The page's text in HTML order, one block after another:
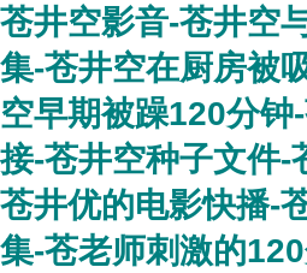
苍井空影音-苍井空
集-苍井空在厨房被
空早期被躁120分钟
接-苍井空种子文件-
苍井优的电影快播-
集-苍老师刺激的